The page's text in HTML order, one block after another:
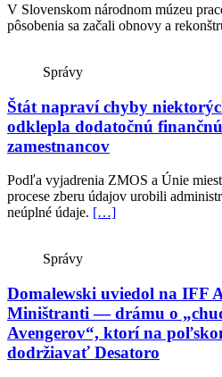
V Slovenskom národnom múzeu
pôsobenia sa začali obnovy a
Správy
Štát napraví chyby
odklepla dodatočnú
zamestnancov
Podľa vyjadrenia ZMOS a Únie
procese zberu údajov urobili
neúplné údaje. […]
Správy
Domalewski uviedol na IFF
Miništranti — drámu o
Avengerov“, ktorí na
dodržiavať Desatoro